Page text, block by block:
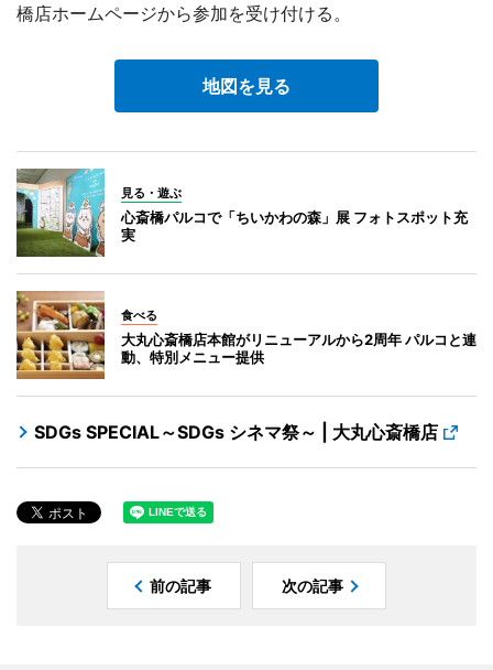
橋店ホームページから参加を受け付ける。
地図を見る
見る・遊ぶ
心斎橋パルコで「ちいかわの森」展 フォトスポット充
実
食べる
大丸心斎橋店本館がリニューアルから2周年 パルコと連
動、特別メニュー提供
SDGs SPECIAL～SDGs シネマ祭～ | 大丸心斎橋店
前の記事 次の記事